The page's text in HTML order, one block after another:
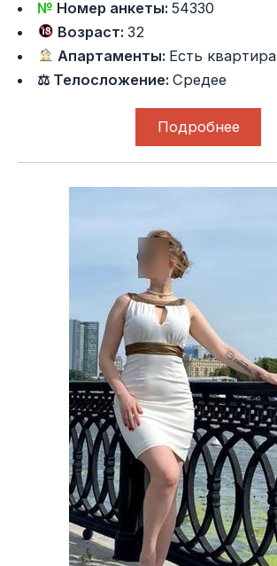
№ Номер анкеты:54330
Возраст:32
Апартаменты: Есть квартира
⚖ Телосложение:Средее
Подробнее